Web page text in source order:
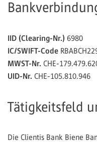
IID (Clearing-Nr.) 6980
IC/SWIFT-Code
MWST-Nr. CHE-
UID-Nr. CHE-105.810.946
Tätigkeitsfeld
Die Clientis Bank Biene